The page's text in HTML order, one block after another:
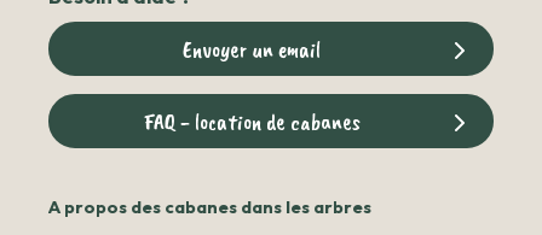
Envoyer un email
FAQ - location de cabanes
A propos des cabanes dans les arbres